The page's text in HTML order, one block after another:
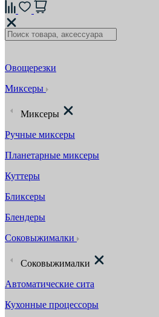
Овощерезки
Миксеры
Миксеры
Ручные миксеры
Планетарные миксеры
Куттеры
Бликсеры
Блендеры
Соковыжималки
Соковыжималки
Автоматические сита
Кухонные процессоры